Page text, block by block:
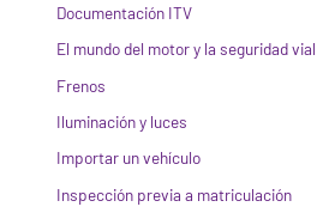
Documentación ITV
El mundo del motor y la seguridad vial
Frenos
Iluminación y luces
Importar un vehículo
Inspección previa a matriculación